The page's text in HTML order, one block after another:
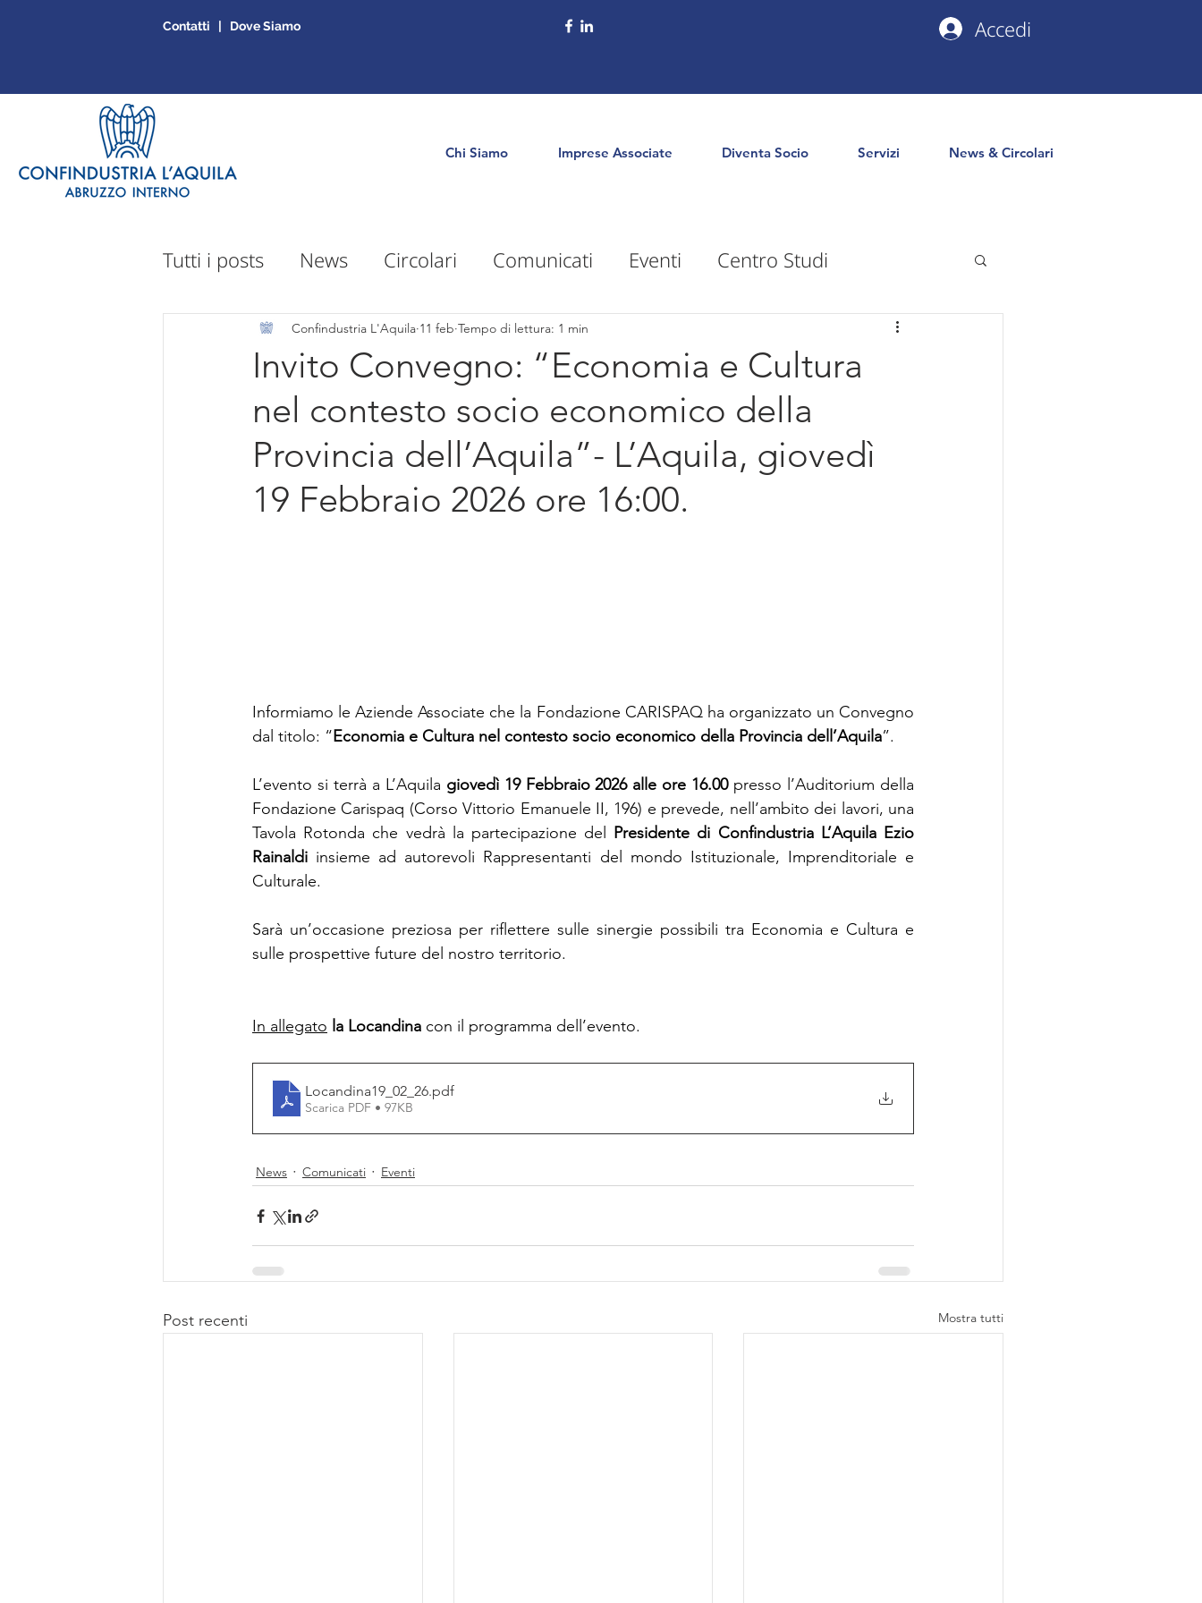
Contatti | Dove Siamo Accedi
Chi Siamo Imprese Associate Diventa Socio Servizi News & Circolari
Tutti i posts News Circolari Comunicati Eventi Centro Studi
Sportello Mepa Appuntamenti Territorio PNRR
Intelligenza Artificiale diritto d'impresa Sostenibilità Internazionalizzazione
Invito Convegno: “Economia e Cultura
nel contesto socio economico della
Provincia dell’Aquila”- L’Aquila, giovedì
19 Febbraio 2026 ore 16:00.
Confindustria L'Aquila 11 feb Tempo di lettura: 1 min
Informiamo le Aziende Associate che la Fondazione CARISPAQ ha organizzato un Convegno
dal titolo: “Economia e Cultura nel contesto socio economico della Provincia dell’Aquila”.
L’evento si terrà a L’Aquila giovedì 19 Febbraio 2026 alle ore 16.00 presso l’Auditorium della
Fondazione Carispaq (Corso Vittorio Emanuele II, 196) e prevede, nell’ambito dei lavori, una
Tavola Rotonda che vedrà la partecipazione del Presidente di Confindustria L’Aquila Ezio
Rainaldi insieme ad autorevoli Rappresentanti del mondo Istituzionale, Imprenditoriale e
Culturale.
Sarà un’occasione preziosa per riflettere sulle sinergie possibili tra Economia e Cultura e
sulle prospettive future del nostro territorio.
In allegato la Locandina con il programma dell’evento.
Locandina19_02_26.pdf
Scarica PDF • 97KB
News Comunicati Eventi
Post recenti Mostra tutti